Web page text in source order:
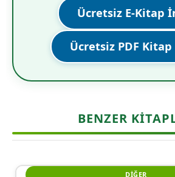
Ücretsiz E-Kitap
Ücretsiz PDF
BENZER
DIĞER